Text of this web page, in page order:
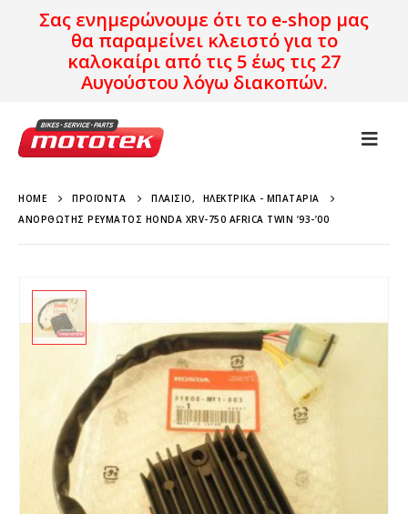
Σας ενημερώνουμε ότι το e-shop μας
θα παραμείνει κλειστό για το
καλοκαίρι από τις 5 έως τις 27
Αυγούστου λόγω διακοπών.
HOME ΠΡΟΪΌΝΤΑ ΠΛΑΊΣΙΟ,
ΗΛΕΚΤΡΙΚΆ - ΜΠΑΤΑΡΊΑ
ΑΝΟΡΘΩΤΉΣ ΡΕΎΜΑΤΟΣ HONDA XRV-750 AFRICA TWIN ’93-’00